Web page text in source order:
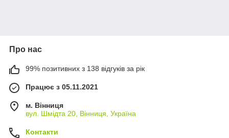
Про нас
99% позитивних з 138 відгуків за рік
Працює з 05.11.2021
м. Вінниця
вул. Шмідта 20, Вінниця, Україна
Контакти